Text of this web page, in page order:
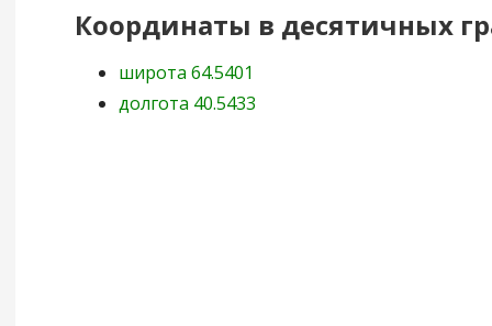
Координаты в десятичных
широта 64.5401
долгота 40.5433